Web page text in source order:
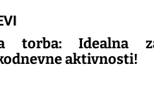
torba: Idealna
aktivnosti!